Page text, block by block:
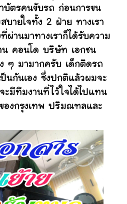
บัตรคนขับรถ ก่อนการขน
บายใจทั้ง 2 ฝ่าย ทางเรา
านมาทางเราก็ได้รับความ
น คอนโด บริษัท เอกชน
ๆ มามากครับ เด็กติดรถ
นกันเอง ซึ่งปกติแล้วผมจะ
ะมีทีมงานที่ไว้ใจได้ไปแทน
องกรุงเทพ ปริมณฑลและ